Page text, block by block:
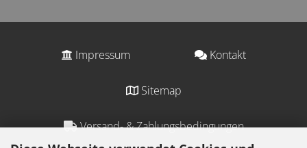
Impressum Kontakt
Sitemap
Versand- & Zahlungsbedingungen